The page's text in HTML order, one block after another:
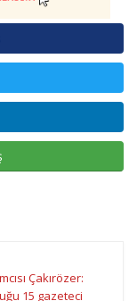
Çakırözer:
15 gazeteci